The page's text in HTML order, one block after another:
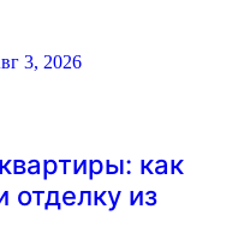
3, 2026
как
отделку из